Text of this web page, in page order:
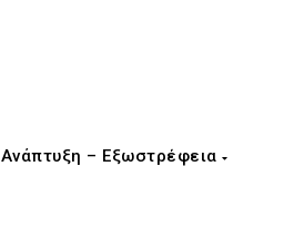
Ανάπτυξη – Εξωστρέφεια